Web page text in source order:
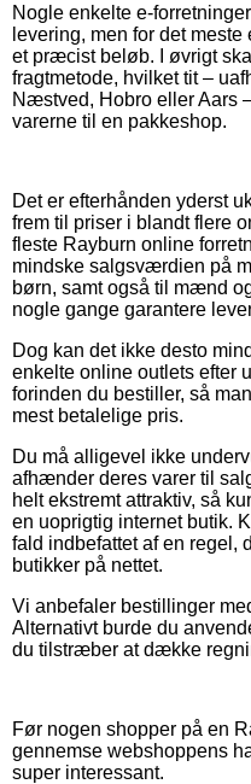
Nogle enkelte e-
levering, men for det
et præcist beløb. I øvrigt
fragtmetode, hvilket tit –
Næstved, Hobro eller Aars
varerne til en pakkeshop.
Det er efterhånden yderst
frem til priser i blandt flere
fleste Rayburn online
mindske salgsværdien på
børn, samt også til mænd
nogle gange garantere
Dog kan det ikke desto
enkelte online outlets efter
forinden du bestiller, så
mest betalelige pris.
Du må alligevel ikke
afhænder deres varer til
helt ekstremt attraktiv, så
en uoprigtig internet butik.
fald indbefattet af en regel,
butikker på nettet.
Vi anbefaler bestillinger
Alternativt burde du
du tilstræber at dække
Før nogen shopper på en
gennemse webshoppens
super interessant.